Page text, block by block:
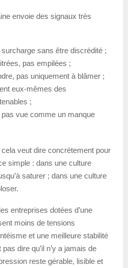
envoie des signaux très
sans être discrédité ;
pas empilées ;
pas uniquement à blâmer ;
eux-mêmes des
;
pas vue comme un manque
veut dire concrètement pour
simple : dans une culture
saturer ; dans une culture
entreprises dotées d’une
moins de tensions
et une meilleure stabilité
dire qu’il n’y a jamais de
reste gérable, lisible et